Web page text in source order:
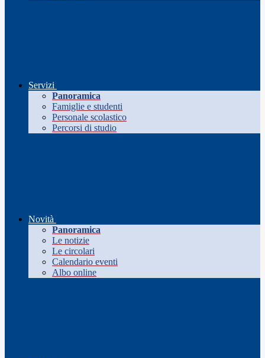
Servizi
Panoramica
Famiglie e studenti
Personale scolastico
Percorsi di studio
Novità
Panoramica
Le notizie
Le circolari
Calendario eventi
Albo online